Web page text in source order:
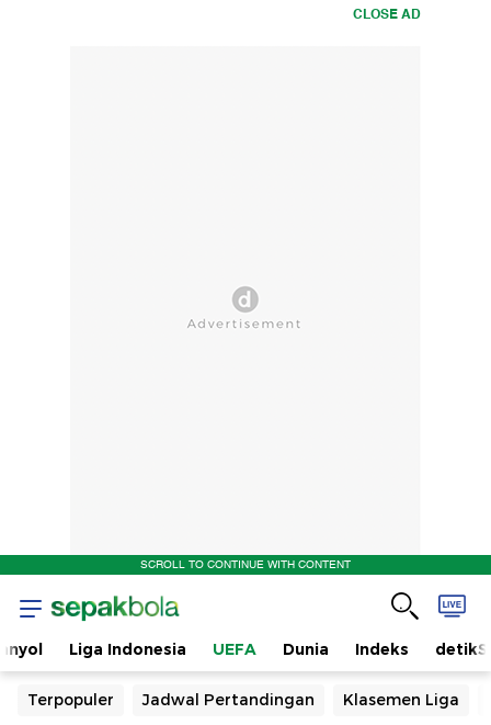
CLOSE AD
SCROLL TO CONTINUE WITH CONTENT
Liga Indonesia UEFA Dunia Indeks
Terpopuler Jadwal Pertandingan Klasemen Liga